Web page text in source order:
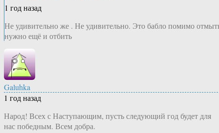
1 год назад
Не удивительно же . Не удивительно. Это бабло помимо
нужно ещё и отбить
Galuhka
1 год назад
Народ! Всех с Наступающим, пусть следующий год будет для
нас победным. Всем добра.